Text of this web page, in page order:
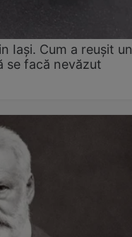
Iași. Cum a reușit un
se facă nevăzut